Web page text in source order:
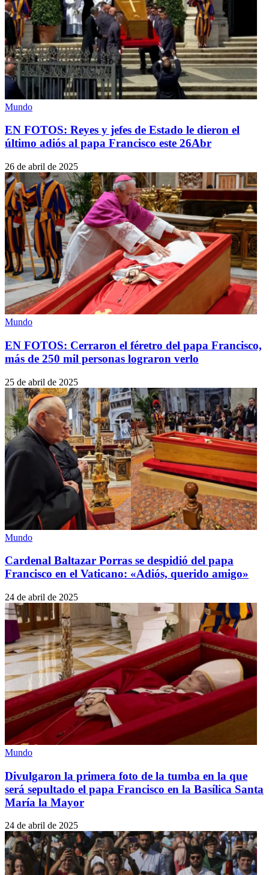
Mundo
EN FOTOS: Reyes y jefes de Estado le dieron el
último adiós al papa Francisco este 26Abr
26 de abril de 2025
Mundo
EN FOTOS: Cerraron el féretro del papa Francisco,
más de 250 mil personas lograron verlo
25 de abril de 2025
Mundo
Cardenal Baltazar Porras se despidió del papa
Francisco en el Vaticano: «Adiós, querido amigo»
24 de abril de 2025
Mundo
Divulgaron la primera foto de la tumba en la que
será sepultado el papa Francisco en la Basílica Santa
María la Mayor
24 de abril de 2025